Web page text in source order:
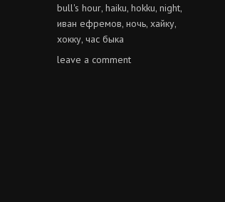
Tags
bull's hour,haiku,hokku,night,
иван ефремов,ночь,хайку,
хокку,час быка
leave a commenton